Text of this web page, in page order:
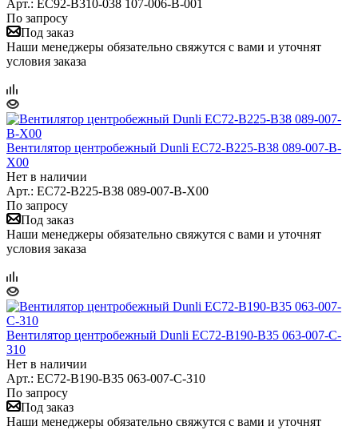
Арт.: EC92-B310-038 107-006-B-001
По запросу
Под заказ
Наши менеджеры обязательно свяжутся с вами и уточнят
условия заказа
Вентилятор центробежный Dunli EC72-B225-B38 089-007-B-
X00
Нет в наличии
Арт.: EC72-B225-B38 089-007-B-X00
По запросу
Под заказ
Наши менеджеры обязательно свяжутся с вами и уточнят
условия заказа
Вентилятор центробежный Dunli EC72-B190-B35 063-007-C-
310
Нет в наличии
Арт.: EC72-B190-B35 063-007-C-310
По запросу
Под заказ
Наши менеджеры обязательно свяжутся с вами и уточнят